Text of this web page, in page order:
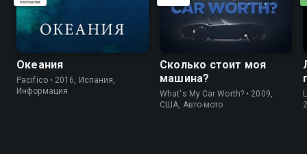
Океания
Pacifico • 2016, Испания,
Информация
Сколько стоит моя
машина?
What's My Car Worth? • 2009,
США, Авто-мото